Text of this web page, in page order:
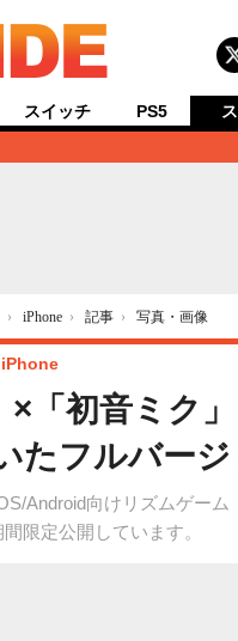
スイッチ PS5
› iPhone › 記事 › 写真・画像
×「初音ミク
たフルバー
Android向けリズムゲー
限定公開しています。
iPhone